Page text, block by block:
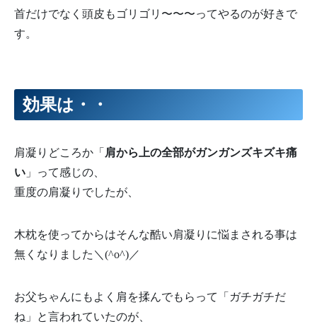
首だけでなく頭皮もゴリゴリ〜〜〜ってやるのが好きで
す。
効果は・・
肩凝りどころか「 肩から上の全部がガンガンズキズキ痛
い 」って感じの、
重度の肩凝りでしたが、
木枕を使ってからはそんな酷い肩凝りに悩まされる事は
無くなりました＼(^o^)／
お父ちゃんにもよく肩を揉んでもらって「ガチガチだ
ね」と言われていたのが、